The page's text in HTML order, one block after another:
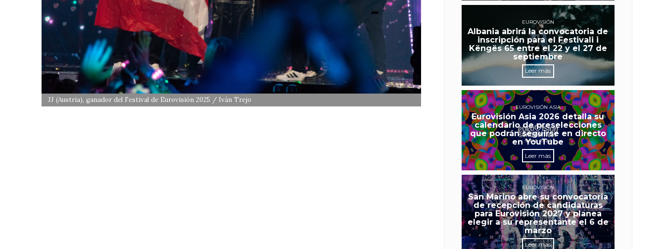
JJ (Austria), ganador del Festival de Eurovisión 2025 / Iván Trejo
EUROVISIÓN
Albania abrirá la convocatoria de
inscripción para el Festivali i
Këngës 65 entre el 22 y el 27 de
septiembre
Leer más
EUROVISIÓN ASIA
Eurovisión Asia 2026 detalla su
calendario de preselecciones
que podrán seguirse en directo
en YouTube
Leer más
EUROVISIÓN
San Marino abre su convocatoria
de recepción de candidaturas
para Eurovisión 2027 y planea
elegir a su representante el 6 de
marzo
Leer más